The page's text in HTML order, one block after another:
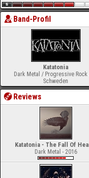
Band-Profil
Katatonia
Dark Metal / Progressive Rock
Schweden
Reviews
Katatonia - The Fall Of
Dark Metal - 2016